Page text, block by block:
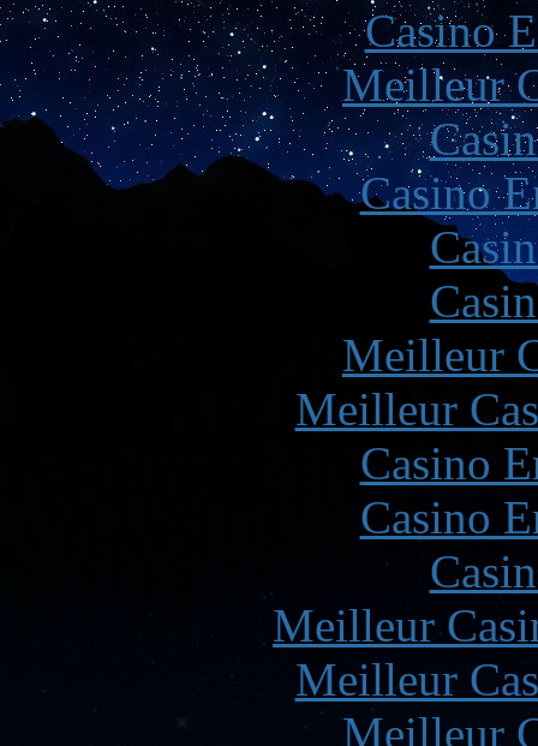
Casino
Meilleur
Casino
Meilleur
Meilleur
Casino
Casino
Meilleur
Meilleur
Meilleur